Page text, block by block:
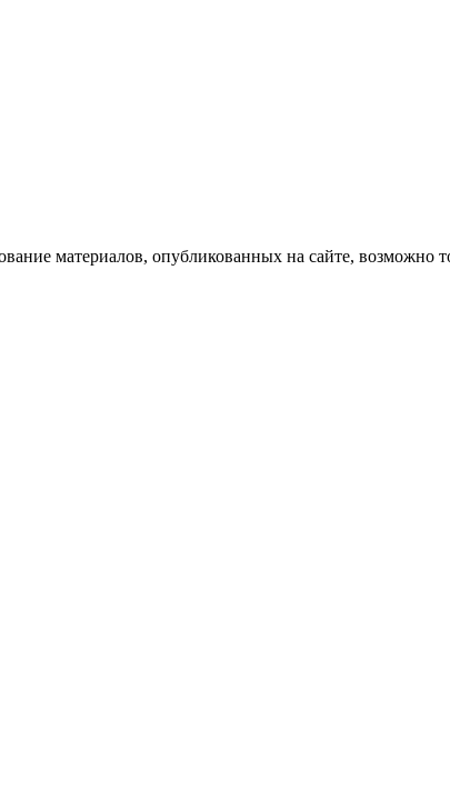
материалов, опубликованных на сайте, возможно